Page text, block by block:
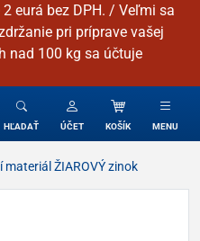
eurá bez DPH. / Veľmi sa
pri príprave vašej
nad 100 kg sa účtuje
HĽADAŤ ÚČET KOŠÍK MENU
materiál ŽIAROVÝ zinok